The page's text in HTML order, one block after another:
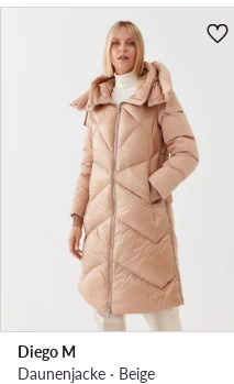
Diego M
Daunenjacke · Beige